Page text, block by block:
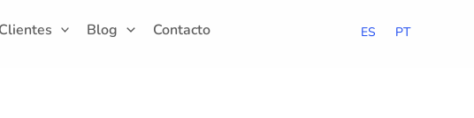
Clientes Blog Contacto ES PT